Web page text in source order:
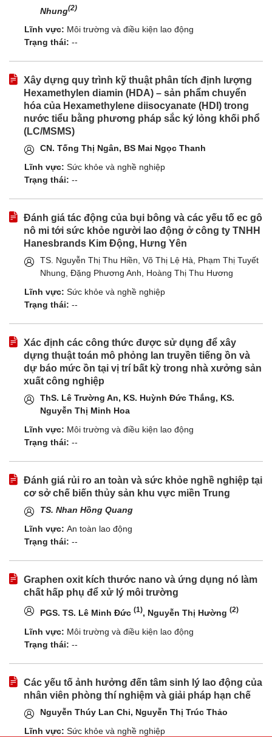
Nhung(2)
Lĩnh vực: Môi trường và điều kiện lao động
Trạng thái: --
Xây dựng quy trình kỹ thuật phân tích định lượng
Hexamethylen diamin (HDA) – sản phẩm chuyển
hóa của Hexamethylene diisocyanate (HDI) trong
nước tiểu bằng phương pháp sắc ký lỏng khối phổ
(LC/MSMS)
CN. Tống Thị Ngân, BS Mai Ngọc Thanh
Lĩnh vực: Sức khỏe và nghề nghiệp
Trạng thái: --
Đánh giá tác động của bụi bông và các yếu tố ec gô
nô mi tới sức khỏe người lao động ở công ty TNHH
Hanesbrands Kim Động, Hưng Yên
TS. Nguyễn Thị Thu Hiền, Võ Thị Lệ Hà, Phạm Thị Tuyết
Nhung, Đặng Phương Anh, Hoàng Thị Thu Hương
Lĩnh vực: Sức khỏe và nghề nghiệp
Trạng thái: --
Xác định các công thức được sử dụng để xây
dựng thuật toán mô phỏng lan truyền tiếng ồn và
dự báo mức ồn tại vị trí bất kỳ trong nhà xưởng sản
xuất công nghiệp
ThS. Lê Trường An, KS. Huỳnh Đức Thắng, KS.
Nguyễn Thị Minh Hoa
Lĩnh vực: Môi trường và điều kiện lao động
Trạng thái: --
Đánh giá rủi ro an toàn và sức khỏe nghề nghiệp tại
cơ sở chế biến thủy sản khu vực miền Trung
TS. Nhan Hồng Quang
Lĩnh vực: An toàn lao động
Trạng thái: --
Graphen oxit kích thước nano và ứng dụng nó làm
chất hấp phụ để xử lý môi trường
PGS. TS. Lê Minh Đức (1), Nguyễn Thị Hường (2)
Lĩnh vực: Môi trường và điều kiện lao động
Trạng thái: --
Các yếu tố ảnh hưởng đến tâm sinh lý lao động của
nhân viên phòng thí nghiệm và giải pháp hạn chế
Nguyễn Thúy Lan Chi, Nguyễn Thị Trúc Thảo
Lĩnh vực: Sức khỏe và nghề nghiệp